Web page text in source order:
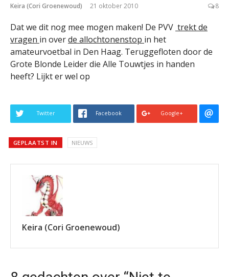
Keira (Cori Groenewoud) 21 oktober 2010 8
Dat we dit nog mee mogen maken! De PVV trekt de
vragen in overde allochtonenstop in het
amateurvoetbal in Den Haag. Teruggefloten door de
Grote Blonde Leider die Alle Touwtjes in handen
heeft? Lijkt er wel op
Twitter Facebook Google+
GEPLAATST IN NIEUWS
Keira (Cori Groenewoud)